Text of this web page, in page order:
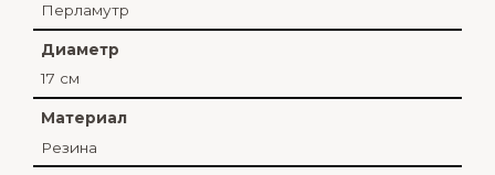
Перламутр
Диаметр
17 см
Материал
Резина